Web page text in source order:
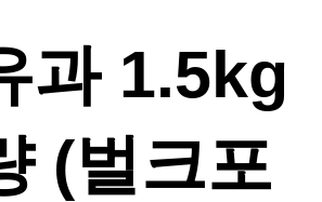
과 1.5kg
(벌크포